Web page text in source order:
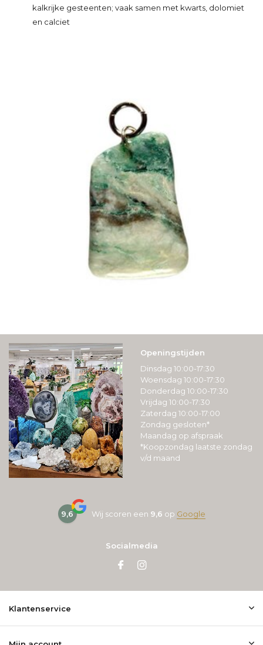
kalkrijke gesteenten; vaak samen met kwarts, dolomiet
en calciet
Openingstijden
Dinsdag 10:00-17:30
Woensdag 10:00-17:30
Donderdag 10:00-17:30
Vrijdag 10:00-17:30
Zaterdag 10:00-17:00
Zondag gesloten*
Maandag op afspraak
*Koopzondag laatste zondag
v/d maand
9,6 Wij scoren een 9,6 op Google
Socialmedia
Klantenservice